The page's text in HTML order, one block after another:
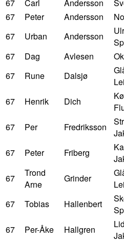
67 Carl Andersson
67
Peter Andersson
67
Urban Andersson
67
Dag Avlesen
67
Rune Dalsjø
67 Henrik Dich
67 Per Fredriksson
67 Peter Friberg
67
Trond
Arne
Grinder
67 Tobias Hallenbert
67 Per-Åke Hallgren